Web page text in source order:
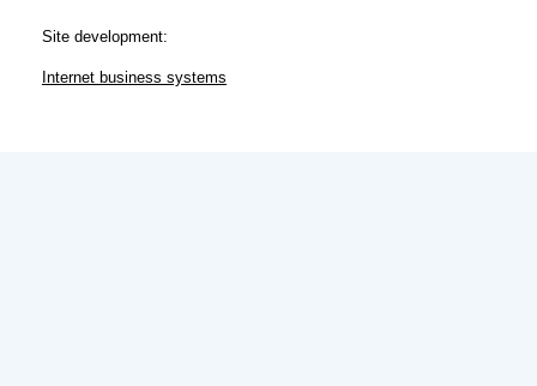
Site development:
Internet business systems